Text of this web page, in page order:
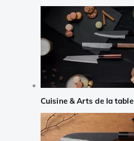
Cuisine & Arts de la table